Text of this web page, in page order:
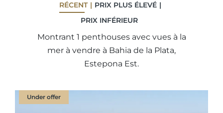
RÉCENT
PRIX ​​PLUS ÉLEVÉ
PRIX ​​INFÉRIEUR
Montrant 1 penthouses avec vues à la
mer à vendre à Bahia de la Plata,
Estepona Est.
Under offer